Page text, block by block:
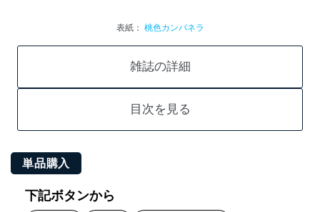
表紙： 桃色カンパネラ
雑誌の詳細
目次を見る
単品購入
下記ボタンから